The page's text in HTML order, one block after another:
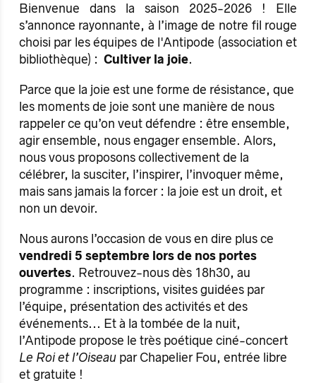
Bienvenue dans la saison 2025-2026 ! Elle
s’annonce rayonnante, à l’image de notre fil rouge
choisi par les équipes de l'Antipode (association et
bibliothèque) : Cultiver la joie.
Parce que la joie est une forme de résistance, que
les moments de joie sont une manière de nous
rappeler ce qu’on veut défendre : être ensemble,
agir ensemble, nous engager ensemble. Alors,
nous vous proposons collectivement de la
célébrer, la susciter, l’inspirer, l’invoquer même,
mais sans jamais la forcer : la joie est un droit, et
non un devoir.
Nous aurons l’occasion de vous en dire plus ce
vendredi 5 septembre lors de nos portes
ouvertes. Retrouvez-nous dès 18h30, au
programme : inscriptions, visites guidées par
l’équipe, présentation des activités et des
événements... Et à la tombée de la nuit,
l’Antipode propose le très poétique ciné-concert
Le Roi et l’Oiseaupar Chapelier Fou, entrée libre
et gratuite !